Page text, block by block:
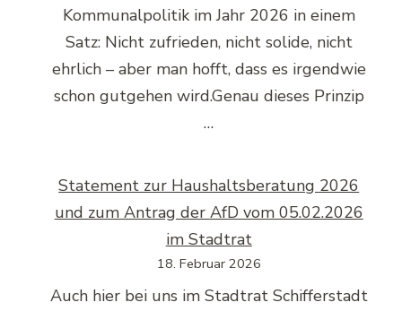
Kommunalpolitik im Jahr 2026 in einem
Satz: Nicht zufrieden, nicht solide, nicht
ehrlich – aber man hofft, dass es irgendwie
schon gutgehen wird.Genau dieses Prinzip
…
Statement zur Haushaltsberatung 2026
und zum Antrag der AfD vom 05.02.2026
im Stadtrat
18. Februar 2026
Auch hier bei uns im Stadtrat Schifferstadt